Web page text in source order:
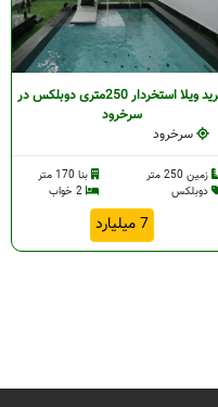
خرید ویلا استخردار 250متری دوبلکس در
سرخرود
سرخرود
زمین 250 متر
بنا 170 متر
دوبلکس
7 میلیارد